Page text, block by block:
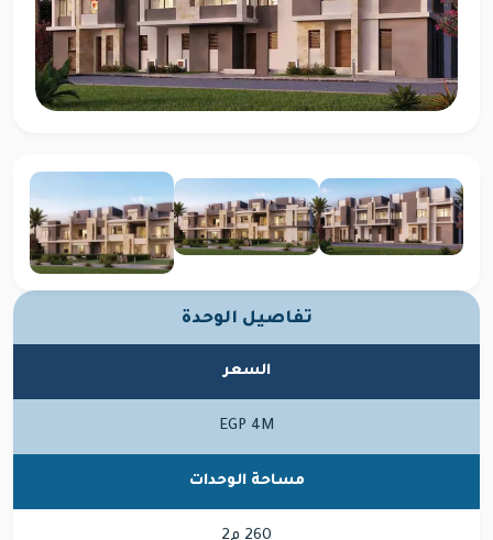
تفاصيل الوحدة
السعر
EGP 4M
مساحة الوحدات
260 م2